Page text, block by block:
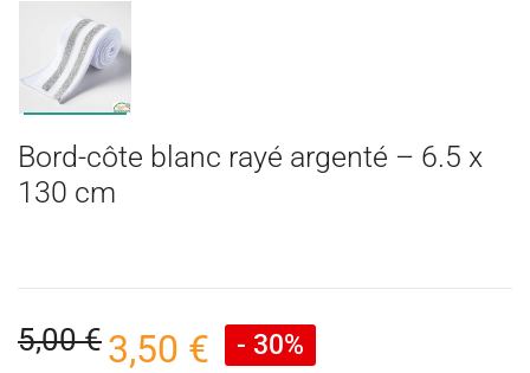
Bord-côte blanc rayé argenté – 6.5 x
130 cm
5,00 € 3,50 € - 30%